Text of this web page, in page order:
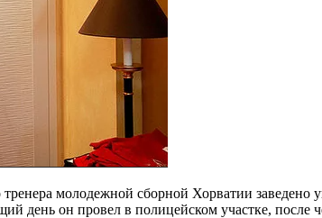
молодежной сборной Хорватии заведено
день он провел в полицейском участке, после